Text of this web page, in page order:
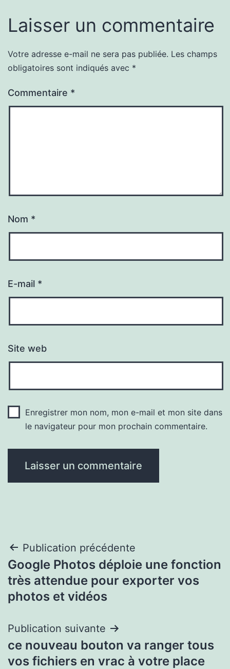
Laisser un commentaire
Votre adresse e-mail ne sera pas publiée. Les champs
obligatoires sont indiqués avec *
Commentaire *
Nom *
E-mail *
Site web
Enregistrer mon nom, mon e-mail et mon site dans
le navigateur pour mon prochain commentaire.
Navigation
de
l’article
Publication précédente
Google Photos déploie une fonction
très attendue pour exporter vos
photos et vidéos
Publication suivante
ce nouveau bouton va ranger tous
vos fichiers en vrac à votre place